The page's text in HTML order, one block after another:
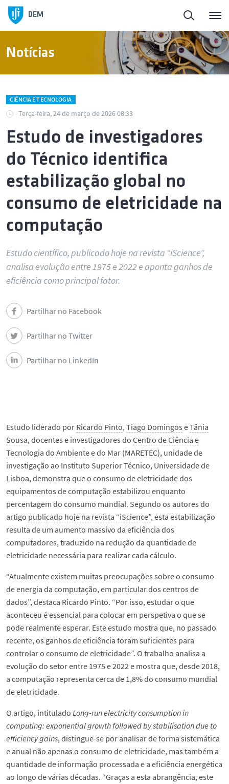
DEM
Notícias
CIÊNCIA E TECNOLOGIA
Terça-feira, 24 de março de 2026 08:33
Estudo de investigadores
do Técnico identifica
estabilização global no
consumo de eletricidade na
computação
Estudo científico, publicado hoje na revista “iScience”,
analisa evolução entre 1975 e 2022 e aponta ganhos de
eficiência como principal fator.
Partilhar no Facebook
Partilhar no Twitter
Partilhar no LinkedIn
Estudo liderado por Ricardo Pinto,Tiago Domingos eTânia
Sousa, docentes e investigadores do Centro de Ciência e
Tecnologia do Ambiente e do Mar (MARETEC), unidade de
investigação ao Instituto Superior Técnico, Universidade de
Lisboa, demonstra que o consumo de eletricidade dos
equipamentos de computação estabilizou enquanto
percentagem do consumo mundial. Segundo os autores do
artigo publicado hoje na revista “iScience”, esta estabilização
resulta de um aumento massivo da eficiência dos
computadores, traduzido na redução da quantidade de
eletricidade necessária para realizar cada cálculo.
“Atualmente existem muitas preocupações sobre o consumo
de energia da computação, em particular dos centros de
dados”, destaca Ricardo Pinto. “Por isso, estudar o que
aconteceu é essencial para colocar em perspetiva o que se
pode realmente esperar. Este estudo mostra que, no passado
recente, os ganhos de eficiência foram suficientes para
controlar o consumo de eletricidade”. O trabalho analisa a
evolução do setor entre 1975 e 2022 e mostra que, desde 2018,
a computação representa cerca de 1,8% do consumo mundial
de eletricidade.
O artigo, intitulado Long-run electricity consumption in
computing: exponential growth followed by stabilisation due to
efficiency gains, distingue-se por analisar de forma sistemática
e anual não apenas o consumo de eletricidade, mas também a
quantidade de informação processada e a eficiência energética
ao longo de várias décadas. “Graças a esta abrangência, este